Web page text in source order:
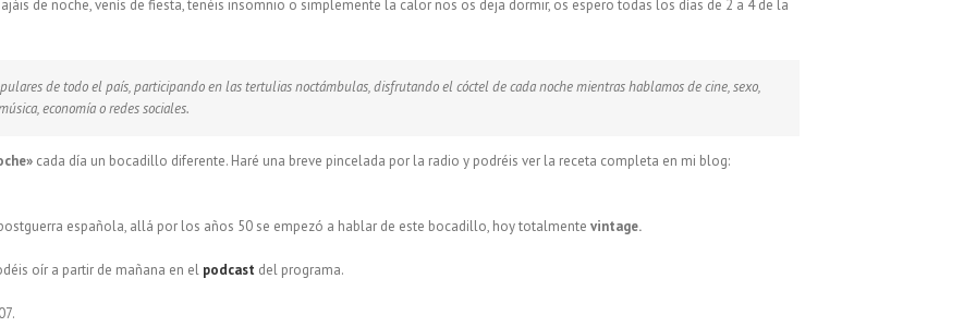
de noche, venís de fiesta, tenéis insomnio o simplemente la calor nos os deja dormir, os espero todas los días de 2 a 4 de la
de todo el país, participando en las tertulias noctámbulas, disfrutando el cóctel de cada noche mientras hablamos de cine, sexo,
economía o redes sociales.
cada día un bocadillo diferente. Haré una breve pincelada por la radio y podréis ver la receta completa en mi blog:
española, allá por los años 50 se empezó a hablar de este bocadillo, hoy totalmente vintage.
oír a partir de mañana en el podcast del programa.